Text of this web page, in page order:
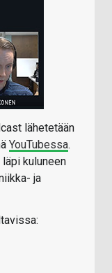
lähetetään
YouTubessa.
kuluneen
ja